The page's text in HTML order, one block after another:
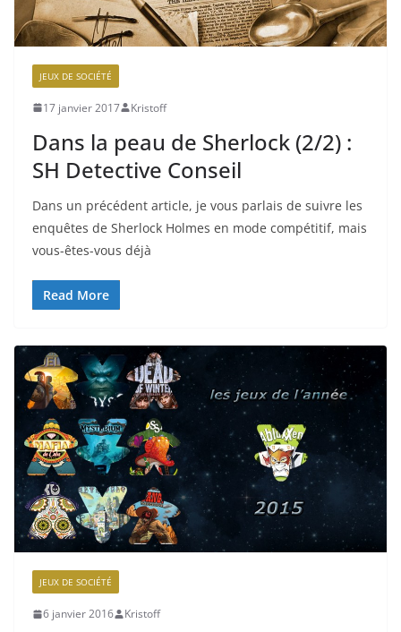
JEUX DE SOCIÉTÉ
17 janvier 2017 Kristoff
Dans la peau de Sherlock (2/2) :
SH Detective Conseil
Dans un précédent article, je vous parlais de suivre les
enquêtes de Sherlock Holmes en mode compétitif, mais
vous-êtes-vous déjà
Read More
JEUX DE SOCIÉTÉ
6 janvier 2016 Kristoff